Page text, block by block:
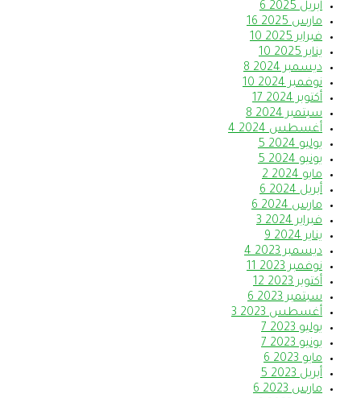
أبريل 2025
6
مارس 2025
16
فبراير 2025
10
يناير 2025
10
ديسمبر 2024
8
نوفمبر 2024
10
أكتوبر 2024
17
سبتمبر 2024
8
أغسطس 2024
4
يوليو 2024
5
يونيو 2024
5
مايو 2024
2
أبريل 2024
6
مارس 2024
6
فبراير 2024
3
يناير 2024
9
ديسمبر 2023
4
نوفمبر 2023
11
أكتوبر 2023
12
سبتمبر 2023
6
أغسطس 2023
3
يوليو 2023
7
يونيو 2023
7
مايو 2023
6
أبريل 2023
5
مارس 2023
6